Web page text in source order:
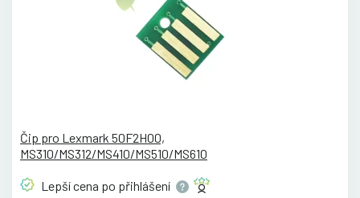
Čip pro Lexmark 50F2H00,
MS310/MS312/MS410/MS510/MS610
Lepší cena po přihlášení